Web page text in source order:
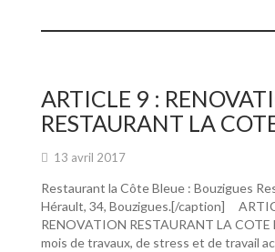
e
o
o
k
itt ta
er
ARTICLE 9 :
RESTAURANT LA
13 avril 2017
Restaurant la Côte Bleue : Bouzigues
Hérault, 34, Bouzigues.[/caption]
RENOVATION RESTAURANT LA
mois de travaux, de stress et de travail